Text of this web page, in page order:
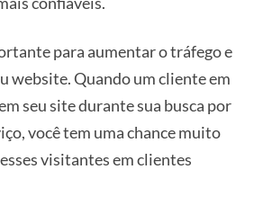
para aumentar o tráfego e
website. Quando um cliente em
seu site durante sua busca por
você tem uma chance muito
visitantes em clientes